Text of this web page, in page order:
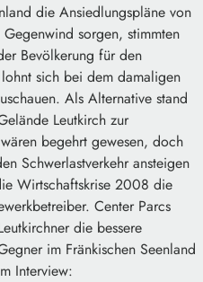
die Ansiedlungspläne von
sorgen, stimmten
Bevölkerung für den
sich bei dem damaligen
Als Alternative stand
Leutkirch zur
begehrt gewesen, doch
Schwerlastverkehr ansteigen
Wirtschaftskrise 2008 die
Center Parcs
die bessere
im Fränkischen Seenland
Interview: